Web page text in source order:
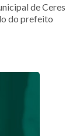
de Ceres
do prefeito